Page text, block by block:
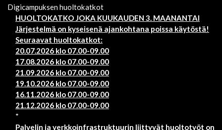
Digicampuksen huoltokatkot
HUOLTOKATKO JOKA KUUKAUDEN 3. MAANANTAI
Järjestelmä on kyseisenä ajankohtana poissa käytöstä!
Seuraavat huoltokatkot:
20.07.2026 klo 07.00-09.00
17.08.2026 klo 07.00-09.00
21.09.2026 klo 07.00-09.00
19.10.2026 klo 07.00-09.00
16.11.2026 klo 07.00-09.00
21.12.2026 klo 07.00-09.00
*
Palvelin ja verkkoinfrastruktuurin liittyvät huoltotyöt on